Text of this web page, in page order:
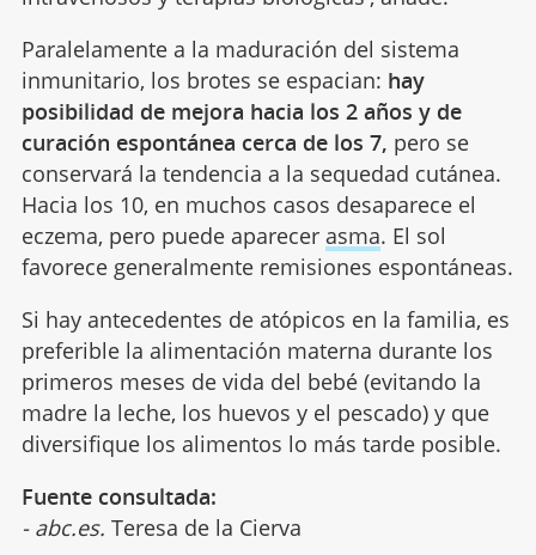
Paralelamente a la maduración del sistema
inmunitario, los brotes se espacian: hay
posibilidad de mejora hacia los 2 años y de
curación espontánea cerca de los 7, pero se
conservará la tendencia a la sequedad cutánea.
Hacia los 10, en muchos casos desaparece el
eczema, pero puede aparecer asma. El sol
favorece generalmente remisiones espontáneas.
Si hay antecedentes de atópicos en la familia, es
preferible la alimentación materna durante los
primeros meses de vida del bebé (evitando la
madre la leche, los huevos y el pescado) y que
diversifique los alimentos lo más tarde posible.
Fuente consultada:
- abc.es. Teresa de la Cierva